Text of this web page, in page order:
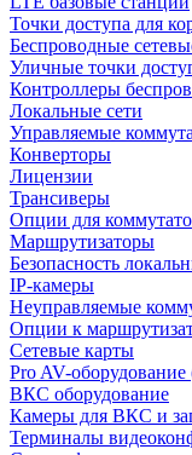
Точки доступа для
Беспроводные
Уличные точки
Контроллеры
Локальные сети
Управляемые
Конверторы
Лицензии
Трансиверы
Опции для
Маршрутизаторы
Безопасность
IP-камеры
Неуправляемые
Опции к
Сетевые карты
Pro AV-
ВКС оборудование
Камеры для ВКС и
Терминалы